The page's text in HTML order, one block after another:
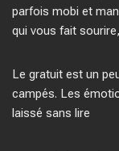
parfois mobi et
qui vous fait
Le gratuit est un
campés. Les
laissé sans lire